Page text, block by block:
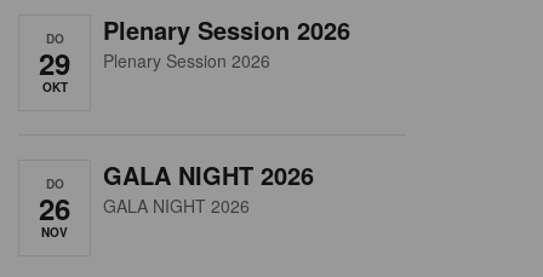
DO
29
OKT
Plenary Session 2026
Plenary Session 2026
DO
26
NOV
GALA NIGHT 2026
GALA NIGHT 2026